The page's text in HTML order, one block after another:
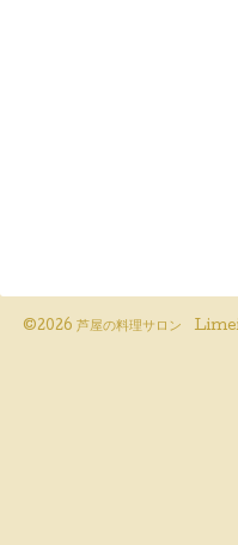
©2026 芦屋の料理サロン